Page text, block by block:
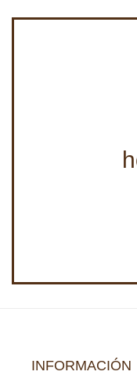
INFORMACIÓN